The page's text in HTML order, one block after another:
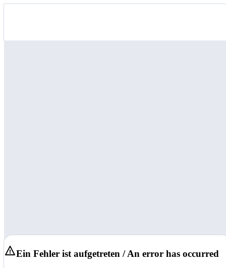
Ein Fehler ist aufgetreten / An error has occurred